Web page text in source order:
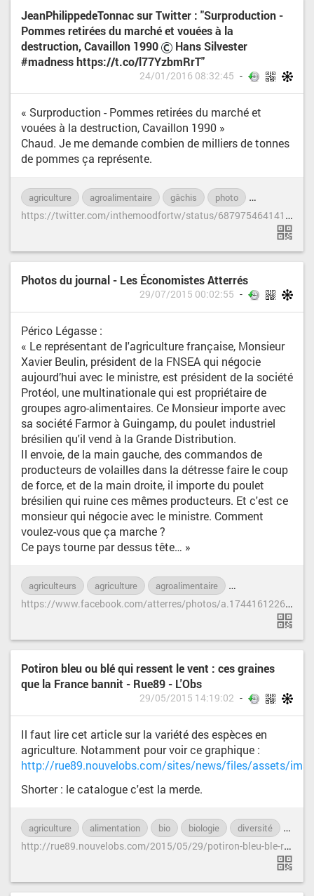
JeanPhilippedeTonnac sur Twitter : "Surproduction -
Pommes retirées du marché et vouées à la
destruction, Cavaillon 1990
Hans Silvester
#madness https://t.co/l77YzbmRrT"
24/01/2016 08:32:45
« Surproduction - Pommes retirées du marché et
vouées à la destruction, Cavaillon 1990 »
Chaud. Je me demande combien de milliers de tonnes
de pommes ça représente.
agriculture agroalimentaire gâchis photo
h
ttps://twitter.com/inthemoodfortw/status/687975464141492224
Photos du journal - Les Économistes Atterrés
29/07/2015 00:02:55
Périco Légasse :
« Le représentant de l'agriculture française, Monsieur
Xavier Beulin, président de la FNSEA qui négocie
aujourd’hui avec le ministre, est président de la société
Protéol, une multinationale qui est propriétaire de
groupes agro-alimentaires. Ce Monsieur importe avec
sa société Farmor à Guingamp, du poulet industriel
brésilien qu'il vend à la Grande Distribution.
Il envoie, de la main gauche, des commandos de
producteurs de volailles dans la détresse faire le coup
de force, et de la main droite, il importe du poulet
brésilien qui ruine ces mêmes producteurs. Et c'est ce
monsieur qui négocie avec le ministre. Comment
voulez-vous que ça marche ?
Ce pays tourne par dessus tête… »
agriculteurs agriculture agroalimentaire
h
ttps://www.facebook.com/atterres/photos/a.174416122609574.51996.144957375555449/976775105707001/?type=1
Potiron bleu ou blé qui ressent le vent : ces graines
que la France bannit - Rue89 - L'Obs
29/05/2015 14:19:02
Il faut lire cet article sur la variété des espèces en
agriculture. Notamment pour voir ce graphique :
http://rue89.nouvelobs.com/sites/news/files/assets/
Shorter : le catalogue c'est la merde.
agriculture alimentation bio biologie diversité
h
ttp://rue89.nouvelobs.com/2015/05/29/potiron-bleu-ble-ressent-vent-graines-france-bannit-259404